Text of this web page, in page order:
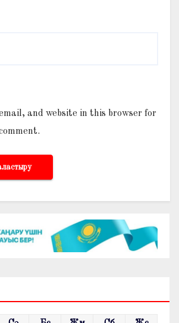
and website in this browser for